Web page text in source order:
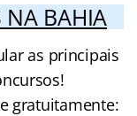
NA BAHIA
as principais
gratuitamente: